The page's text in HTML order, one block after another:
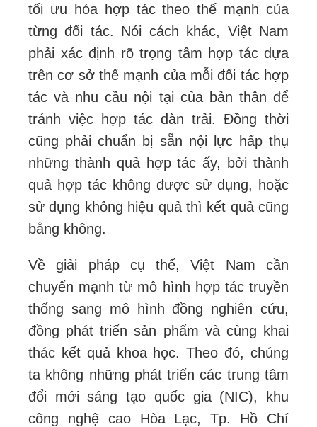
tối ưu hóa hợp tác theo thế mạnh của
từng đối tác. Nói cách khác, Việt Nam
phải xác định rõ trọng tâm hợp tác dựa
trên cơ sở thế mạnh của mỗi đối tác hợp
tác và nhu cầu nội tại của bản thân để
tránh việc hợp tác dàn trải. Đồng thời
cũng phải chuẩn bị sẵn nội lực hấp thụ
những thành quả hợp tác ấy, bởi thành
quả hợp tác không được sử dụng, hoặc
sử dụng không hiệu quả thì kết quả cũng
bằng không.
Về giải pháp cụ thể, Việt Nam cần
chuyển mạnh từ mô hình hợp tác truyền
thống sang mô hình đồng nghiên cứu,
đồng phát triển sản phẩm và cùng khai
thác kết quả khoa học. Theo đó, chúng
ta không những phát triển các trung tâm
đổi mới sáng tạo quốc gia (NIC), khu
công nghệ cao Hòa Lạc, Tp. Hồ Chí